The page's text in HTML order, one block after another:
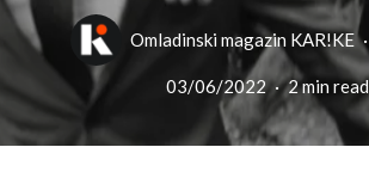
Omladinski magazin KAR!KE ·
03/06/2022 · 2 min read